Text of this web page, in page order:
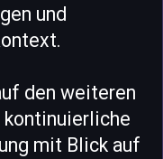
und
den weiteren
kontinuierliche
mit Blick auf